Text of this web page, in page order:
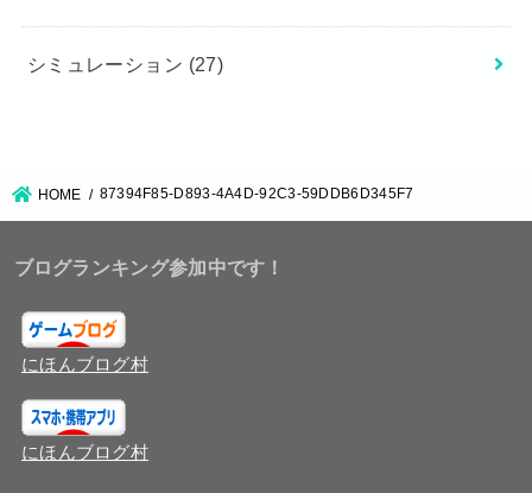
シミュレーション (27)
HOME 87394F85-D893-4A4D-92C3-59DDB6D345F7
ブログランキング参加中です！
にほんブログ村
にほんブログ村